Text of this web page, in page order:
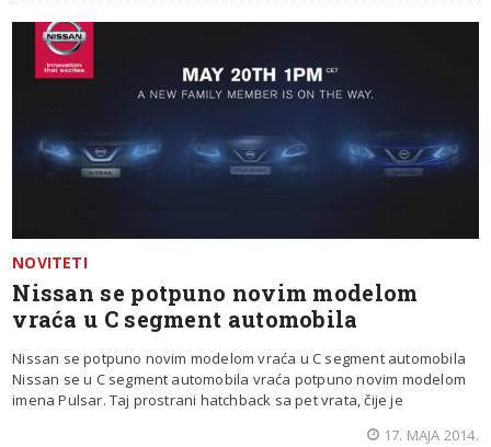
NOVITETI
Nissan se potpuno novim modelom
vraća u C segment automobila
Nissan se potpuno novim modelom vraća u C segment automobila
Nissan se u C segment automobila vraća potpuno novim modelom
imena Pulsar. Taj prostrani hatchback sa pet vrata, čije je
17. MAJA 2014.